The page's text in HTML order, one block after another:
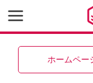
ホームペー